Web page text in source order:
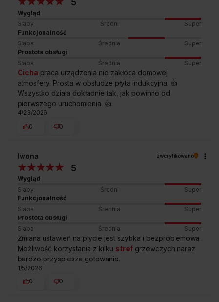
Przedstawiony rysunek ma charakter poglądowy, może różnić
się od oryginału. Rysunek przedstawia wymiary netto.
Najczęściej zadawanepytania
5
Wygląd
Słaby
Średni
Super
Funkcjonalność
Słaba
Średnia
Super
Prostota obsługi
Słaba
Średnia Super
Cicha praca urządzenia nie zakłóca domowej
atmosfery. Prosta w obsłudze płyta indukcyjna. 👍️
Wszystko działa dokładnie tak, jak powinno od
pierwszego uruchomienia. 👍️
4/23/2026
0
0
Iwona zweryfikowano
5
Wygląd
Słaby
Średni
Super
Funkcjonalność
Słaba
Średnia
Super
Prostota obsługi
Słaba
Średnia Super
Zmiana ustawień na płycie jest szybka i bezproblemowa.
Możliwość korzystania z kilku stref grzewczych naraz
bardzo przyspiesza gotowanie.
1/5/2026
0
0